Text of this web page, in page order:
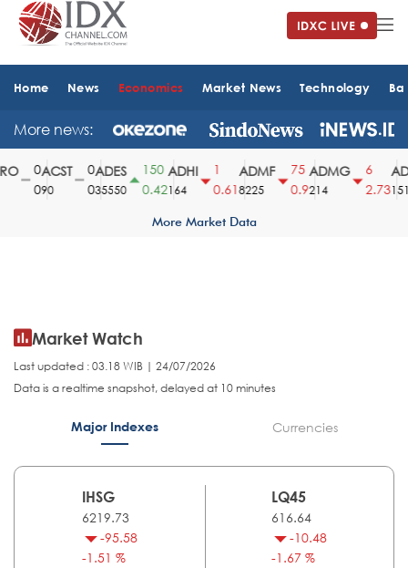
Home News Economics Market News Technology
More news:
ACST
90
ADES
35550
150
0.42
ADHI
164
0.61
ADMF
8225
75
0.9
ADMG
214
2.731510
More Market Data
Market Watch
Last updated : 03.18 WIB | 24/07/2026
Data is a realtime snapshot, delayed at 10 minutes
Major Indexes Currencies
IHSG
6219.73
-95.58
-1.51 %
LQ45
616.64
-10.48
-1.67 %